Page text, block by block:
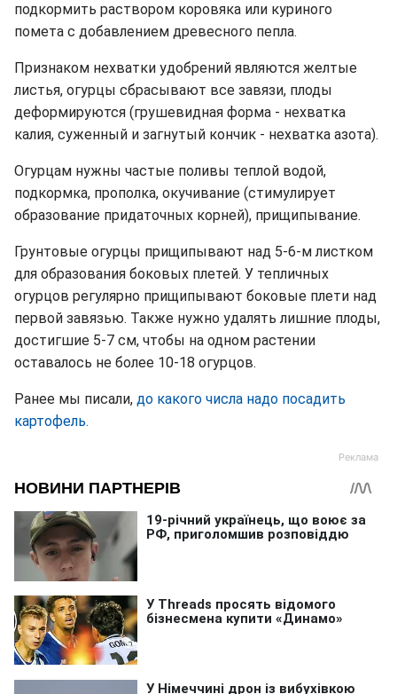
подкормить раствором коровяка или куриного
помета с добавлением древесного пепла.
Признаком нехватки удобрений являются желтые
листья, огурцы сбрасывают все завязи, плоды
деформируются (грушевидная форма - нехватка
калия, суженный и загнутый кончик - нехватка азота).
Огурцам нужны частые поливы теплой водой,
подкормка, прополка, окучивание (стимулирует
образование придаточных корней), прищипывание.
Грунтовые огурцы прищипывают над 5-6-м листком
для образования боковых плетей. У тепличных
огурцов регулярно прищипывают боковые плети над
первой завязью. Также нужно удалять лишние плоды,
достигшие 5-7 см, чтобы на одном растении
оставалось не более 10-18 огурцов.
Ранее мы писали, до какого числа надо посадить
картофель.